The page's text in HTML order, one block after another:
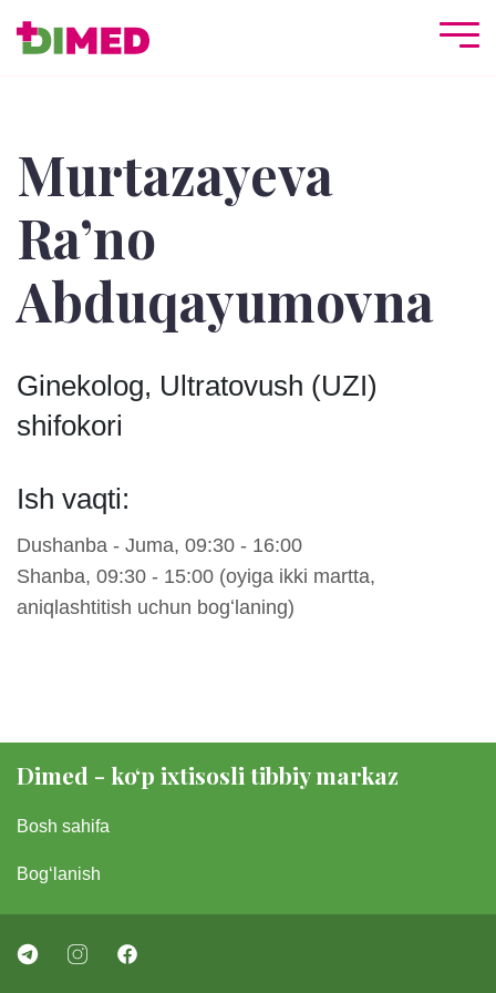
Murtazayeva
Ra’no
Abduqayumovna
Ginekolog, Ultratovush (UZI)
shifokori
Ish vaqti:
Dushanba - Juma, 09:30 - 16:00
Shanba, 09:30 - 15:00 (oyiga ikki martta,
aniqlashtitish uchun bogʻlaning)
Dimed - koʻp ixtisosli tibbiy markaz
Bosh sahifa
Bogʻlanish